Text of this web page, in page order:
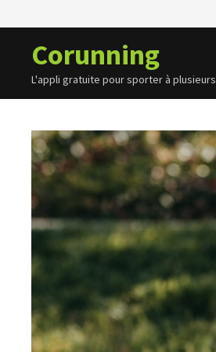
au
contenuCorunning
L'appli gratuite pour sporter à plusieurs